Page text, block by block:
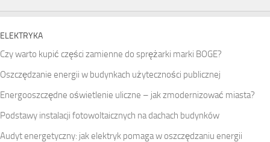
ELEKTRYKA
Czy warto kupić części zamienne do sprężarki marki BOGE?
Oszczędzanie energii w budynkach użyteczności publicznej
Energooszczędne oświetlenie uliczne – jak zmodernizować miasta?
Podstawy instalacji fotowoltaicznych na dachach budynków
Audyt energetyczny: jak elektryk pomaga w oszczędzaniu energii